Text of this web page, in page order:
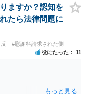
胎児については、（事前
とはできますが、母親が
きません。
ますか？認知を
たら法律問題に
#慰謝料請求された側
役にたった 11